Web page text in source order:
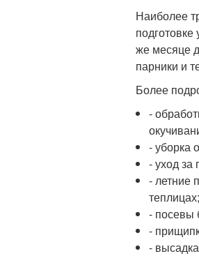
Наиболее
же месяце
парники и
Более
-
- уборка
- уход за
- летние
теплицах;
- посевы
-
-